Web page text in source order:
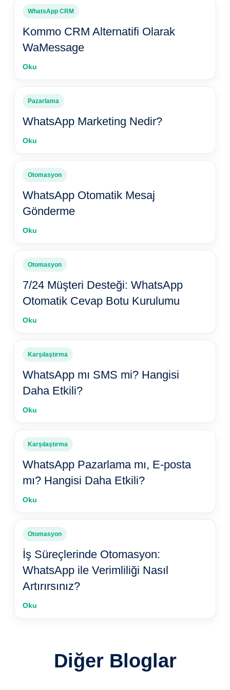
WhatsApp CRM
Kommo CRM Alternatifi Olarak
WaMessage
Oku
Pazarlama
WhatsApp Marketing Nedir?
Oku
Otomasyon
WhatsApp Otomatik Mesaj
Gönderme
Oku
Otomasyon
7/24 Müşteri Desteği: WhatsApp
Otomatik Cevap Botu Kurulumu
Oku
Karşılaştırma
WhatsApp mı SMS mi? Hangisi
Daha Etkili?
Oku
Karşılaştırma
WhatsApp Pazarlama mı, E-posta
mı? Hangisi Daha Etkili?
Oku
Otomasyon
İş Süreçlerinde Otomasyon:
WhatsApp ile Verimliliği Nasıl
Artırırsınız?
Oku
Diğer Bloglar